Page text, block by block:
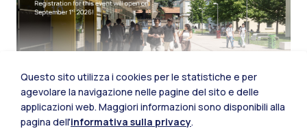
29.07.2026
Questo sito utilizza i cookies per le statistiche e per
agevolare la navigazione nelle pagine del sito e delle
applicazioni web. Maggiori informazioni sono disponibili alla
pagina dell'informativa sulla privacy.